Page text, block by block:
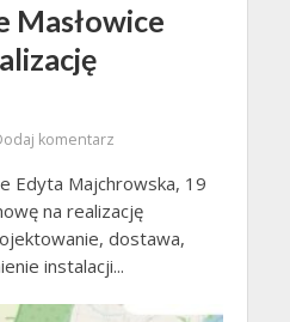
Masłowice
komentarz
Edyta Majchrowska, 19
na realizację
dostawa,
instalacji...